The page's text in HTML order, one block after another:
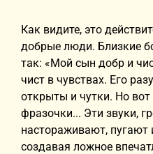
Как видите, это
добрые люди. Близкие
так: «Мой сын добр и
чист в чувствах. Его
открыты и чутки. Но
фразочки... Эти звуки,
настораживают,
создавая ложное